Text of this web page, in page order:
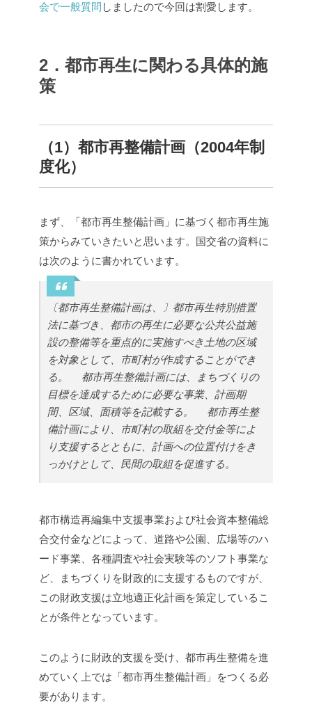
会で一般質問 しましたので今回は割愛します。
2．都市再生に関わる具体的施
策
（1）都市再整備計画（2004年制
度化）
まず、「都市再生整備計画」に基づく都市再生施
策からみていきたいと思います。国交省の資料に
は次のように書かれています。
〔都市再生整備計画は、〕都市再生特別措置
法に基づき、都市の再生に必要な公共公益施
設の整備等を重点的に実施すべき土地の区域
を対象として、市町村が作成することができ
る。
都市再生整備計画には、まちづくりの
目標を達成するために必要な事業、計画期
間、区域、面積等を記載する。
都市再生整
備計画により、市町村の取組を交付金等によ
り支援するとともに、計画への位置付けをき
っかけとして、民間の取組を促進する。
都市構造再編集中支援事業および社会資本整備総
合交付金などによって、道路や公園、広場等のハ
ード事業、各種調査や社会実験等のソフト事業な
ど、まちづくりを財政的に支援するものですが、
この財政支援は立地適正化計画を策定しているこ
とが条件となっています。
このように財政的支援を受け、都市再生整備を進
めていく上では「都市再生整備計画」をつくる必
要があります。